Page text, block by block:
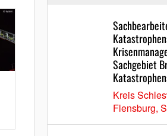
Sachgebiet
Kreis
Flensburg,